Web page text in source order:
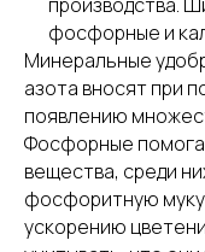
фосфорные и
Минеральные
азота вносят при
появлению
Фосфорные
вещества, среди
фосфоритную
ускорению